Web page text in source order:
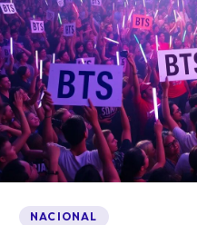
NACIONAL